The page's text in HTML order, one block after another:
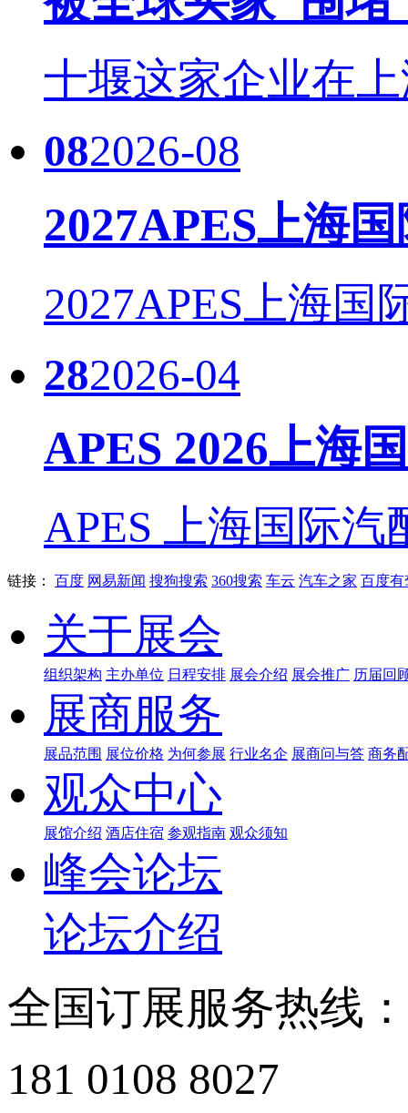
十堰这家企业在
082026-08
2027APES上海
2027APES上海国
282026-04
APES 2026上海
APES 上海国际
链接： 百度 网易新闻 搜狗搜索 360搜索 车云 汽车之家 百度有
关于展会
组织架构 主办单位 日程安排 展会介绍 展会推广 历届回
展商服务
展品范围 展位价格 为何参展 行业名企 展商问与答 商务
观众中心
展馆介绍 酒店住宿 参观指南 观众须知
峰会论坛
论坛介绍
全国订展服务热线：
181 0108 8027